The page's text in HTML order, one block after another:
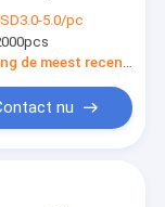
Mascotte
5.0/pc
nu